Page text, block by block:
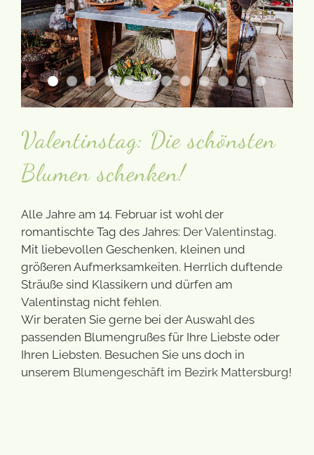
Valentinstag: Die schönsten
Blumen schenken!
Alle Jahre am 14. Februar ist wohl der
romantischte Tag des Jahres: Der Valentinstag.
Mit liebevollen Geschenken, kleinen und
größeren Aufmerksamkeiten. Herrlich duftende
Sträuße sind Klassikern und dürfen am
Valentinstag nicht fehlen.
Wir beraten Sie gerne bei der Auswahl des
passenden Blumengrußes für Ihre Liebste oder
Ihren Liebsten. Besuchen Sie uns doch in
unserem Blumengeschäft im Bezirk Mattersburg!